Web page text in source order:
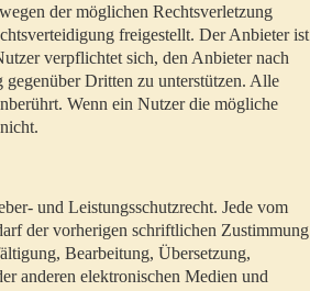
der möglichen Rechtsverletzung
freigestellt. Der Anbieter ist
verpflichtet sich, den Anbieter nach
Dritten zu unterstützen. Alle
Wenn ein Nutzer die mögliche
und Leistungsschutzrecht. Jede vom
der vorherigen schriftlichen Zustimmung
Bearbeitung, Übersetzung,
anderen elektronischen Medien und